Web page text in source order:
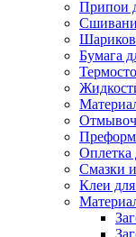
Припои
Бумага
Оплетка
Смазки
Клеи